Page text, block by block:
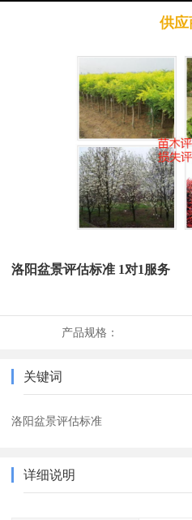
供应
洛阳盆景评估标准 1对1服务
产品规格：
关键词
洛阳盆景评估标准
详细说明